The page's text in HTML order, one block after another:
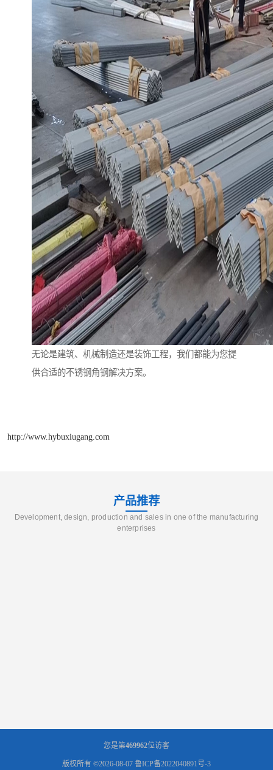
无论是建筑、机械制造还是装饰工程，我们都能为您提
供合适的不锈钢角钢解决方案。
http://www.hybuxiugang.com
产品推荐
Development, design, production and sales in one of the manufacturing
enterprises
您是第469962位访客
版权所有 ©2026-08-07 鲁ICP备2022040891号-3